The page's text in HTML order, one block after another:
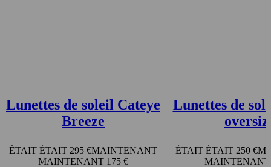
Lunettes de soleil Cateye
Breeze
295 €
175 €
Lunettes de
250 €